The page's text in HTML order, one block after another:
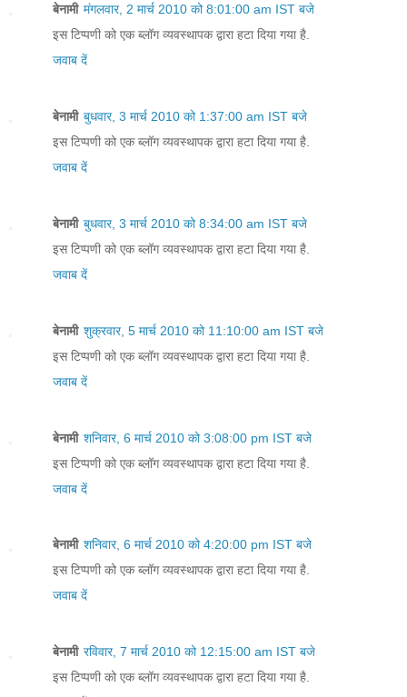
बेनामी मंगलवार, 2 मार्च 2010 को 8:01:00 am IST बजे
इस टिप्पणी को एक ब्लॉग व्यवस्थापक द्वारा हटा दिया गया है.
जवाब दें
बेनामी बुधवार, 3 मार्च 2010 को 1:37:00 am IST बजे
इस टिप्पणी को एक ब्लॉग व्यवस्थापक द्वारा हटा दिया गया है.
जवाब दें
बेनामी बुधवार, 3 मार्च 2010 को 8:34:00 am IST बजे
इस टिप्पणी को एक ब्लॉग व्यवस्थापक द्वारा हटा दिया गया है.
जवाब दें
बेनामी शुक्रवार, 5 मार्च 2010 को 11:10:00 am IST बजे
इस टिप्पणी को एक ब्लॉग व्यवस्थापक द्वारा हटा दिया गया है.
जवाब दें
बेनामी शनिवार, 6 मार्च 2010 को 3:08:00 pm IST बजे
इस टिप्पणी को एक ब्लॉग व्यवस्थापक द्वारा हटा दिया गया है.
जवाब दें
बेनामी शनिवार, 6 मार्च 2010 को 4:20:00 pm IST बजे
इस टिप्पणी को एक ब्लॉग व्यवस्थापक द्वारा हटा दिया गया है.
जवाब दें
बेनामी रविवार, 7 मार्च 2010 को 12:15:00 am IST बजे
इस टिप्पणी को एक ब्लॉग व्यवस्थापक द्वारा हटा दिया गया है.